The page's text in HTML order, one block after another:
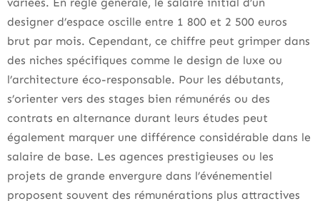
designer d’espace oscille entre 1 800 et 2 500 euros
brut par mois. Cependant, ce chiffre peut grimper dans
des niches spécifiques comme le design de luxe ou
l’architecture éco-responsable. Pour les débutants,
s’orienter vers des stages bien rémunérés ou des
contrats en alternance durant leurs études peut
également marquer une différence considérable dans le
salaire de base. Les agences prestigieuses ou les
projets de grande envergure dans l’événementiel
proposent souvent des rémunérations plus attractives